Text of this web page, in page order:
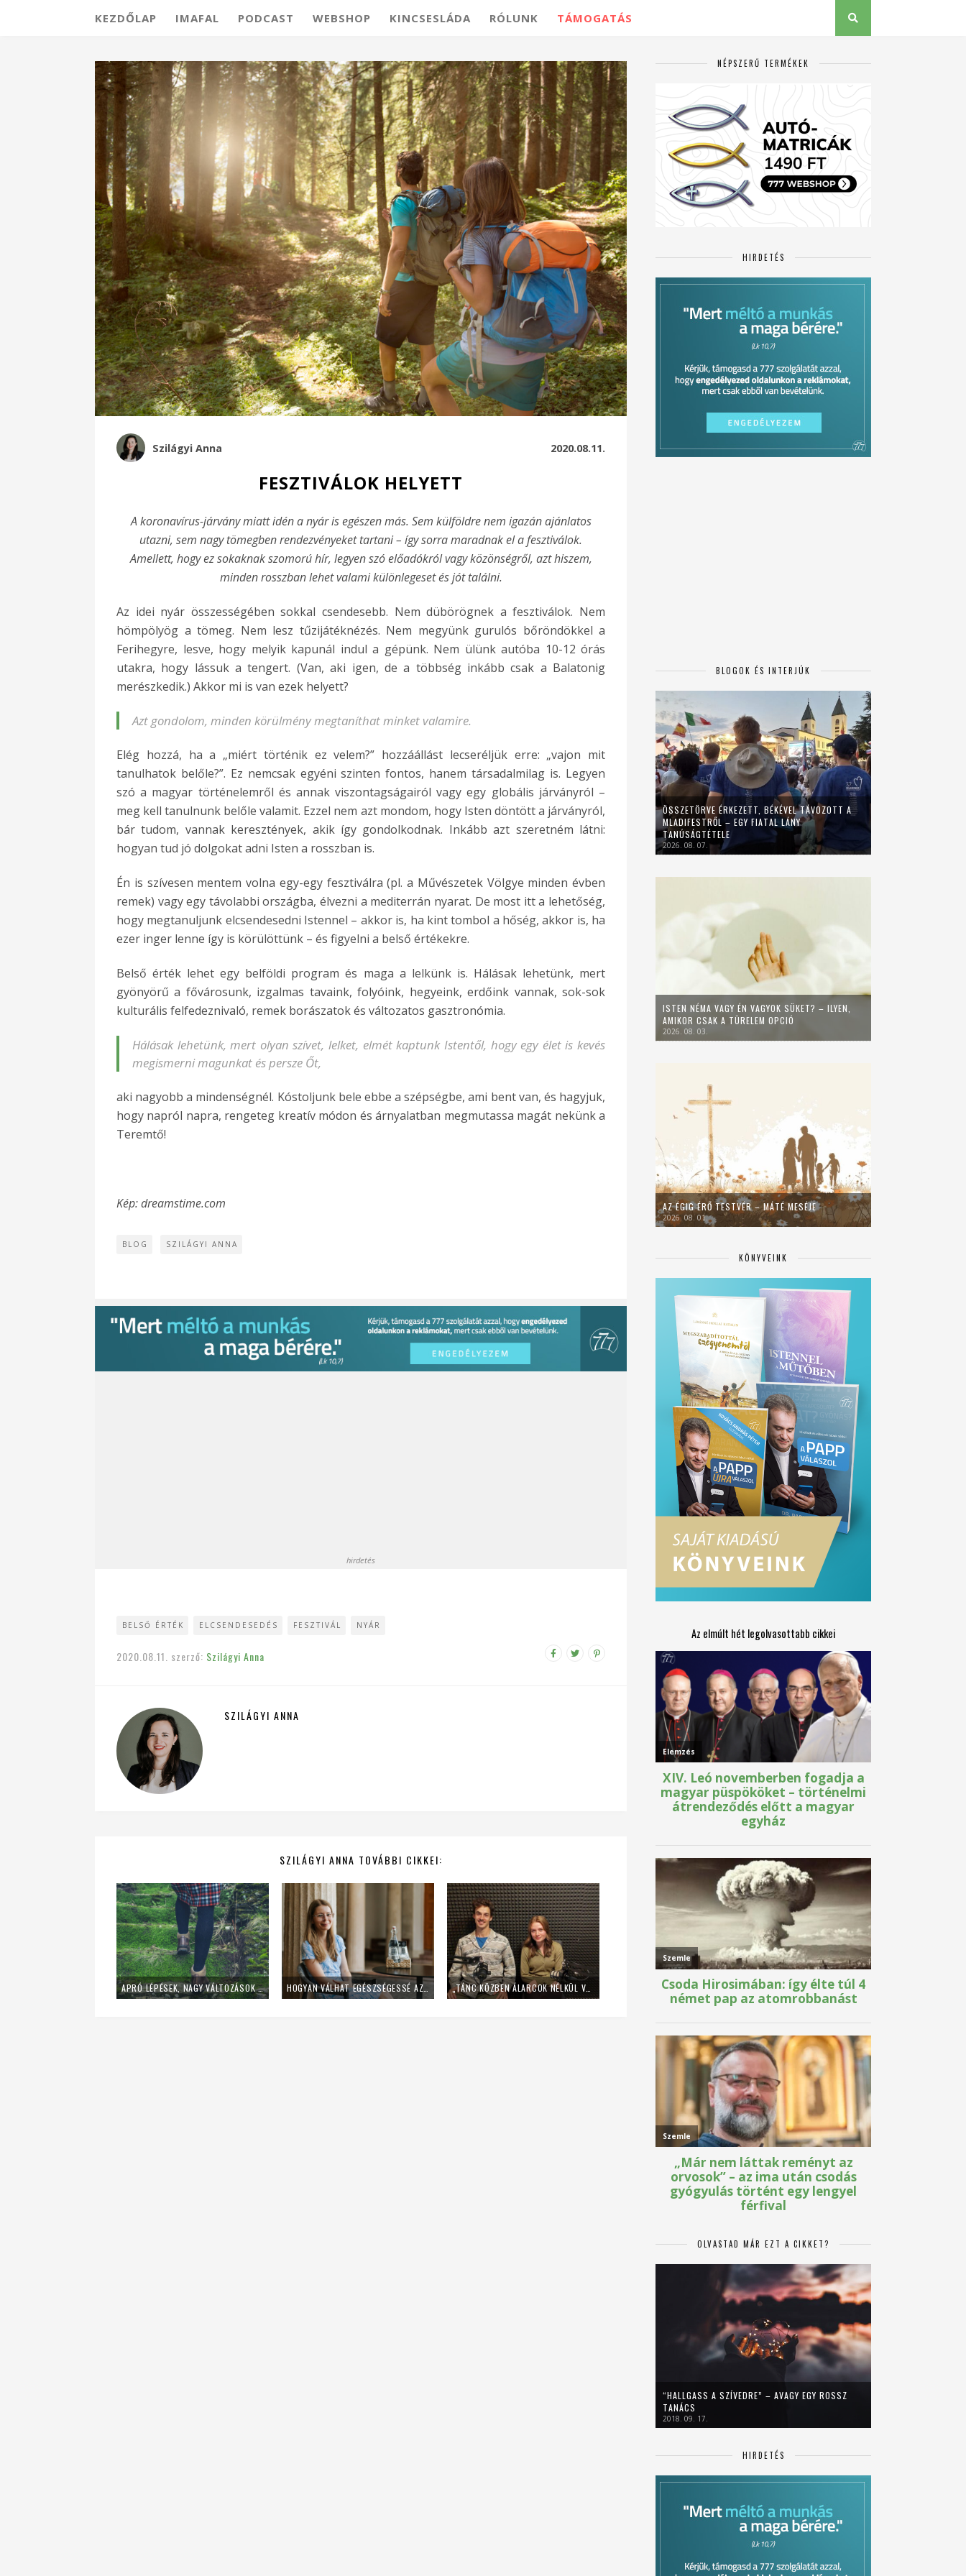
KEZDŐLAP IMAFAL PODCAST WEBSHOP KINCSESLÁDA RÓLUNK TÁMOGATÁS
Szilágyi Anna 2020.08.11.
FESZTIVÁLOK HELYETT
A koronavírus-járvány miatt idén a nyár is egészen más. Sem külföldre nem igazán ajánlatos
utazni, sem nagy tömegben rendezvényeket tartani – így sorra maradnak el a fesztiválok.
Amellett, hogy ez sokaknak szomorú hír, legyen szó előadókról vagy közönségről, azt hiszem,
minden rosszban lehet valami különlegeset és jót találni.
Az idei nyár összességében sokkal csendesebb. Nem dübörögnek a fesztiválok. Nem
hömpölyög a tömeg. Nem lesz tűzijátéknézés. Nem megyünk gurulós bőröndökkel a
Ferihegyre, lesve, hogy melyik kapunál indul a gépünk. Nem ülünk autóba 10-12 órás
utakra, hogy lássuk a tengert. (Van, aki igen, de a többség inkább csak a Balatonig
merészkedik.) Akkor mi is van ezek helyett?
Azt gondolom, minden körülmény megtaníthat minket valamire.
Elég hozzá, ha a „miért történik ez velem?” hozzáállást lecseréljük erre: „vajon mit
tanulhatok belőle?”. Ez nemcsak egyéni szinten fontos, hanem társadalmilag is. Legyen
szó a magyar történelemről és annak viszontagságairól vagy egy globális járványról –
meg kell tanulnunk belőle valamit. Ezzel nem azt mondom, hogy Isten döntött a járványról,
bár tudom, vannak keresztények, akik így gondolkodnak. Inkább azt szeretném látni:
hogyan tud jó dolgokat adni Isten a rosszban is.
Én is szívesen mentem volna egy-egy fesztiválra (pl. a Művészetek Völgye minden évben
remek) vagy egy távolabbi országba, élvezni a mediterrán nyarat. De most itt a lehetőség,
hogy megtanuljunk elcsendesedni Istennel – akkor is, ha kint tombol a hőség, akkor is, ha
ezer inger lenne így is körülöttünk – és figyelni a belső értékekre.
Belső érték lehet egy belföldi program és maga a lelkünk is. Hálásak lehetünk, mert
gyönyörű a fővárosunk, izgalmas tavaink, folyóink, hegyeink, erdőink vannak, sok-sok
kulturális felfedeznivaló, remek borászatok és változatos gasztronómia.
Hálásak lehetünk, mert olyan szívet, lelket, elmét kaptunk Istentől, hogy egy élet is kevés
megismerni magunkat és persze Őt,
aki nagyobb a mindenségnél. Kóstoljunk bele ebbe a szépségbe, ami bent van, és hagyjuk,
hogy napról napra, rengeteg kreatív módon és árnyalatban megmutassa magát nekünk a
Teremtő!
Kép: dreamstime.com
BLOG SZILÁGYI ANNA
hirdetés
BELSŐ ÉRTÉK ELCSENDESEDÉS FESZTIVÁL NYÁR
2020.08.11. szerző: Szilágyi Anna
SZILÁGYI ANNA
SZILÁGYI ANNA TOVÁBBI CIKKEI:
APRÓ LÉPÉSEK, NAGY VÁLTOZÁSOK – ÍGY VEDD KI A KAVICSOT A CIPŐDBŐL!
NÉPSZERŰ TERMÉKEK
HIRDETÉS
BLOGOK ÉS INTERJÚK
ÖSSZETÖRVE ÉRKEZETT, BÉKÉVEL TÁVOZOTT A
MLADIFESTRŐL – EGY FIATAL LÁNY
TANÚSÁGTÉTELE
2026. 08. 07.
ISTEN NÉMA VAGY ÉN VAGYOK SÜKET? – ILYEN,
AMIKOR CSAK A TÜRELEM OPCIÓ
2026. 08. 03.
AZ ÉGIG ÉRŐ TESTVÉR – MÁTÉ MESÉJE
2026. 08. 01.
KÖNYVEINK
Az elmúlt hét legolvasottabb cikkei
OLVASTAD MÁR EZT A CIKKET?
“HALLGASS A SZÍVEDRE” – AVAGY EGY ROSSZ
TANÁCS
2018. 09. 17.
HIRDETÉS